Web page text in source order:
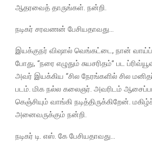
ஆதரவைத் தாருங்கள். நன்றி.
நடிகர் சரவணன் பேசியதாவது…
இயக்குநர் விஷால் வெங்கட்டை, நான்
போது, “நரை எழுதும் சுயசரிதம்” பட
அவர் இயக்கிய “சில நேரங்களில் சில
படம். மிக நல்ல கலைஞர். அவரிடம்
கெஞ்சியும் வாங்கி நடித்திருக்கிறேன்.
அனைவருக்கும் நன்றி.
நடிகர் டி. எஸ். கே பேசியதாவது…